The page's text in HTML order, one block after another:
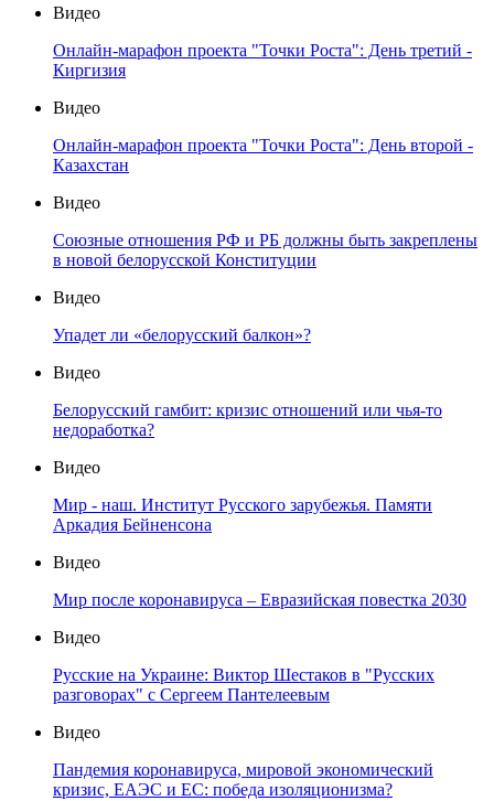
Видео
Онлайн-марафон проекта "Точки Роста": День третий -
Киргизия
Видео
Онлайн-марафон проекта "Точки Роста": День второй -
Казахстан
Видео
Союзные отношения РФ и РБ должны быть закреплены
в новой белорусской Конституции
Видео
Упадет ли «белорусский балкон»?
Видео
Белорусский гамбит: кризис отношений или чья-то
недоработка?
Видео
Мир - наш. Институт Русского зарубежья. Памяти
Аркадия Бейненсона
Видео
Мир после коронавируса – Евразийская повестка 2030
Видео
Русские на Украине: Виктор Шестаков в "Русских
разговорах" с Сергеем Пантелеевым
Видео
Пандемия коронавируса, мировой экономический
кризис, ЕАЭС и ЕС: победа изоляционизма?